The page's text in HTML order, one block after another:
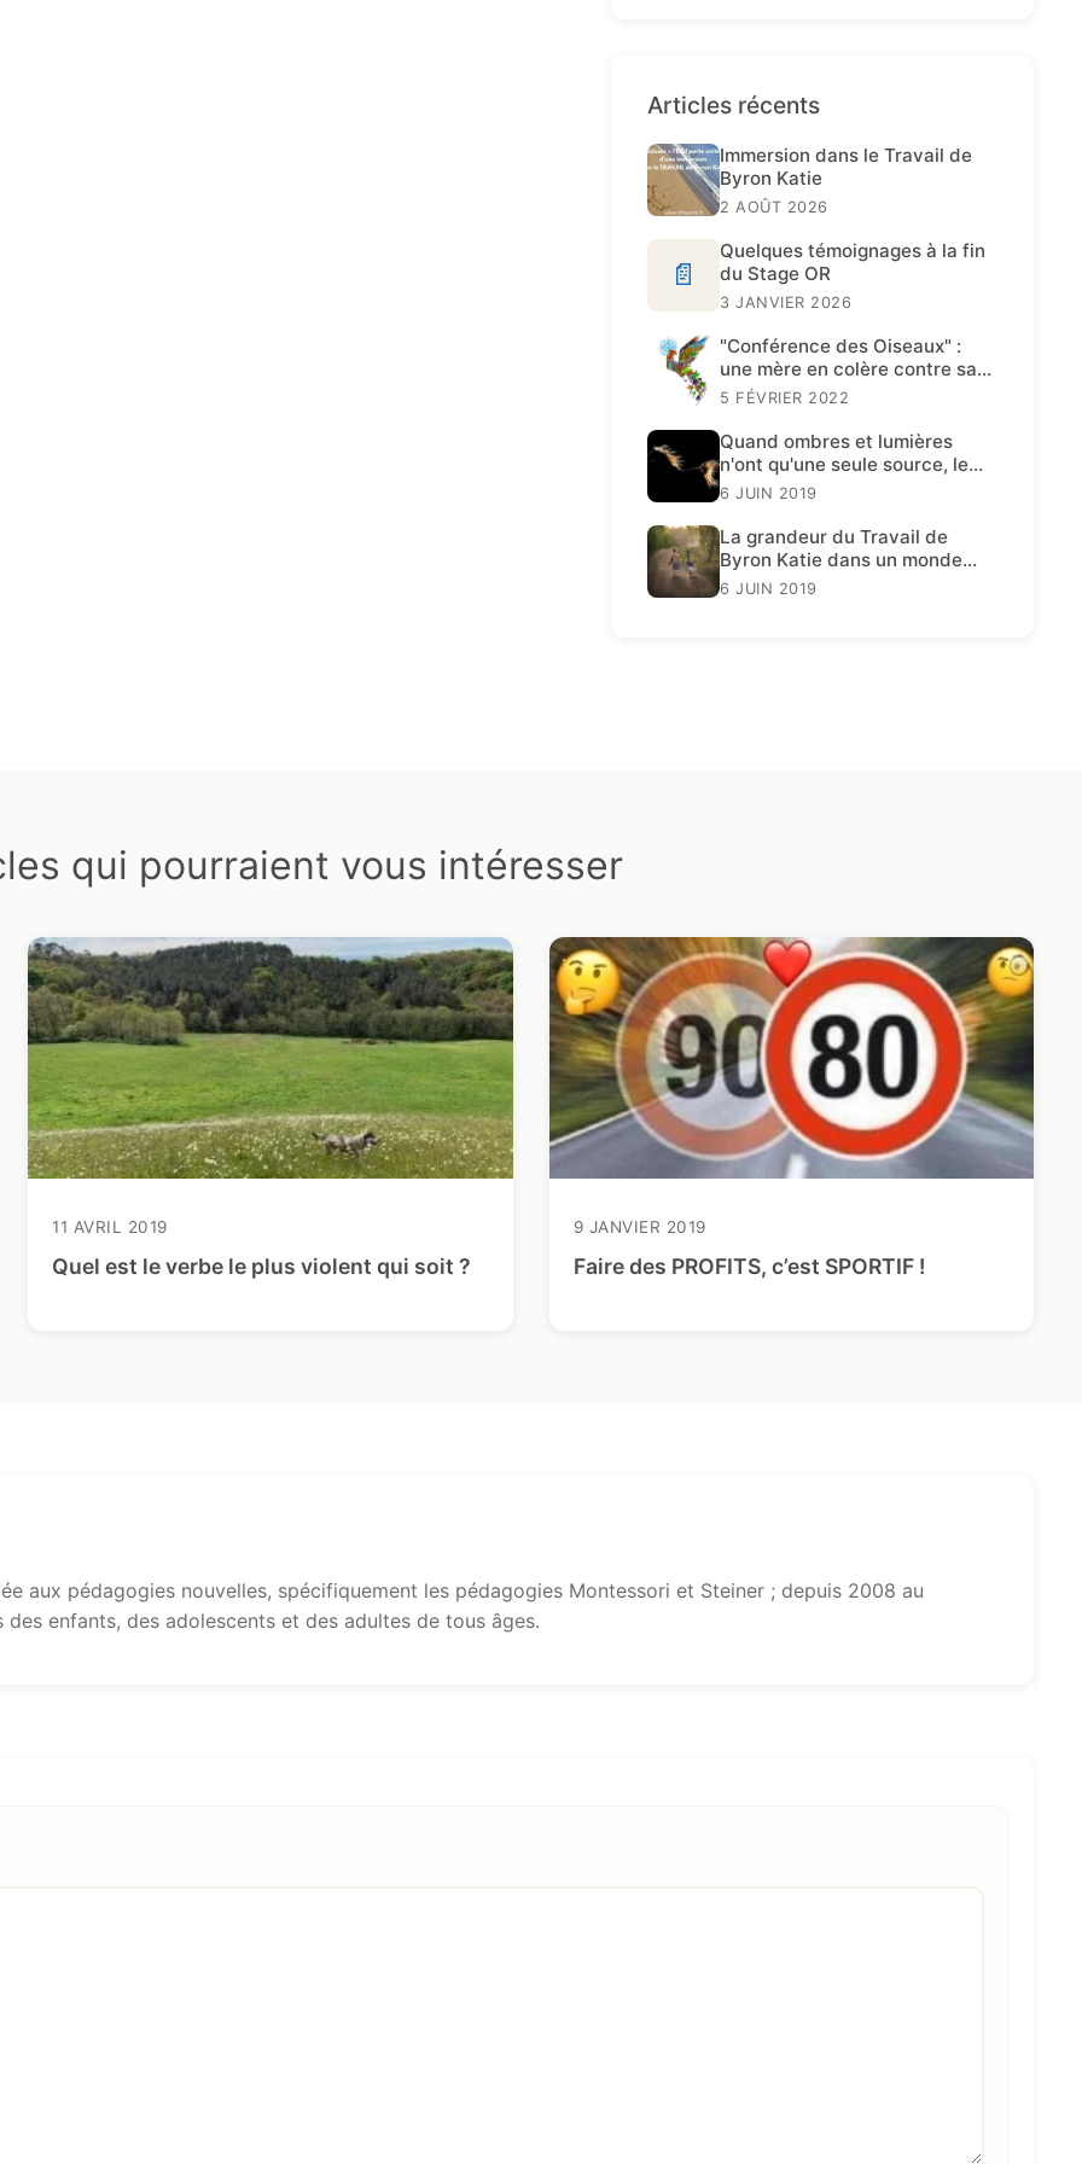
Articles récents
Immersion dans le Travail de
Byron Katie
2 AOÛT 2026
📄
Quelques témoignages à la fin
du Stage OR
3 JANVIER 2026
"Conférence des Oiseaux" :
une mère en colère contre sa
fille
5 FÉVRIER 2022
Quand ombres et lumières
n'ont qu'une seule source, le
Travail de Katie est présent.
6 JUIN 2019
La grandeur du Travail de
Byron Katie dans un monde
décadent
6 JUIN 2019
qui pourraient vous intéresser
11 AVRIL 2019
Quel est le verbe le plus violent qui soit ?
9 JANVIER 2019
Faire des PROFITS, c’est SPORTIF !
aux pédagogies nouvelles, spécifiquement les pédagogies Montessori et Steiner ; depuis 2008 au
enfants, des adolescents et des adultes de tous âges.